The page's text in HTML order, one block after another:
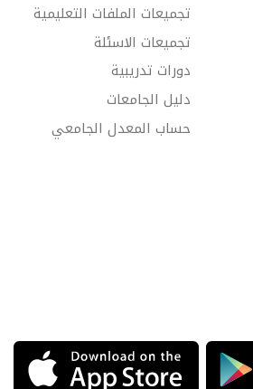
تجميعات الملفات التعليمية
تجميعات الاسئلة
دورات تدريبية
دليل الجامعات
حساب المعدل الجامعي